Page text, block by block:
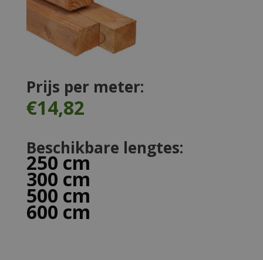
Prijs per meter:
€14,82
Beschikbare lengtes:
250 cm
300 cm
500 cm
600 cm